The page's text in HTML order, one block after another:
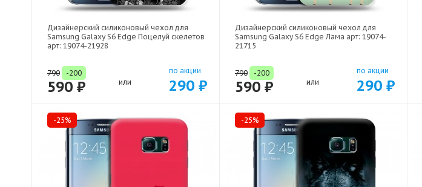
Дизайнерский силиконовый чехол для
Samsung Galaxy S6 Edge Поцелуй скелетов
арт: 19074-21928
790 -200
590 ₽ или
по акции
290 ₽
Дизайнерский силиконовый чехол для
Samsung Galaxy S6 Edge Лама арт: 19074-
21715
790 -200
590 ₽ или
по акции
290 ₽
-25% -25%